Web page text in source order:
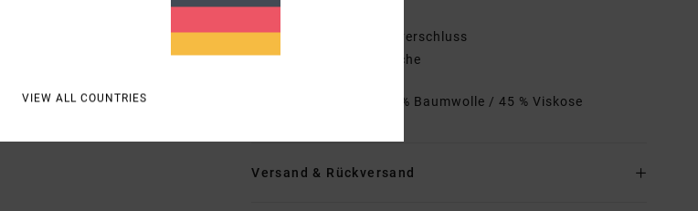
Verschluss:
Knopfverschluss
Taschen:
Brusttasche
55 % Baumwolle / 45 % Viskose
Versand & Rückversand
VIEW ALL COUNTRIES